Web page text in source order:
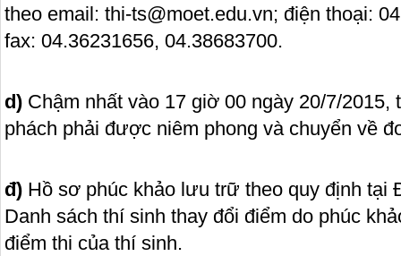
theo email: thi-ts@moet.edu.vn; điện thoại:
fax: 04.36231656, 04.38683700.
d) Chậm nhất vào 17 giờ 00 ngày 20/7/2015,
phách phải được niêm phong và chuyển về
đ) Hồ sơ phúc khảo lưu trữ theo quy định tại
Danh sách thí sinh thay đổi điểm do phúc
điểm thi của thí sinh.